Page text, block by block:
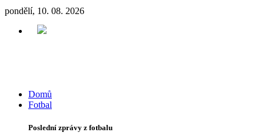
pondělí, 10. 08. 2026
Domů
Fotbal
Poslední zprávy z fotbalu